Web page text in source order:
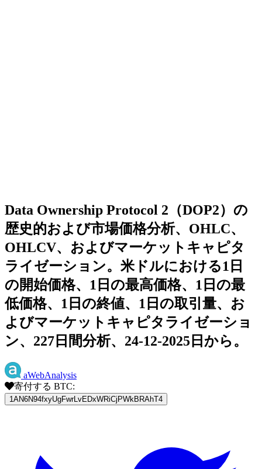
Data Ownership Protocol 2（DOP2）の
歴史的および市場価格分析、OHLC、
OHLCV、およびマーケットキャピタ
ライゼーション。米ドルにおける1日
の開始価格、1日の最高価格、1日の最
低価格、1日の終値、1日の取引量、お
よびマーケットキャピタライゼーショ
ン、227日間分析、24-12-2025日から。
aWebAnalysis
寄付する BTC:
1AN6N94fxyUgFwrLvEDxWRiCjPWkBRAhT4